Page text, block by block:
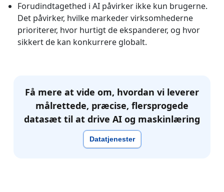
Forudindtagethed i AI påvirker ikke kun brugerne.
Det påvirker, hvilke markeder virksomhederne
prioriterer, hvor hurtigt de ekspanderer, og hvor
sikkert de kan konkurrere globalt.
Få mere at vide om, hvordan vi leverer
målrettede, præcise, flersprogede
datasæt til at drive AI og maskinlæring
Datatjenester